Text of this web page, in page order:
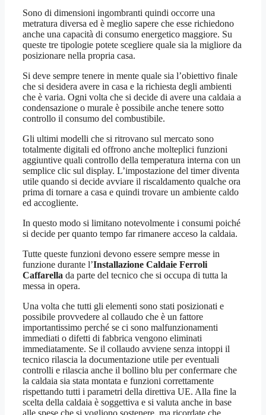
Sono di dimensioni ingombranti quindi occorre una
metratura diversa ed è meglio sapere che esse richiedono
anche una capacità di consumo energetico maggiore. Su
queste tre tipologie potete scegliere quale sia la migliore da
posizionare nella propria casa.
Si deve sempre tenere in mente quale sia l’obiettivo finale
che si desidera avere in casa e la richiesta degli ambienti
che è varia. Ogni volta che si decide di avere una caldaia a
condensazione o murale è possibile anche tenere sotto
controllo il consumo del combustibile.
Gli ultimi modelli che si ritrovano sul mercato sono
totalmente digitali ed offrono anche molteplici funzioni
aggiuntive quali controllo della temperatura interna con un
semplice clic sul display. L’impostazione del timer diventa
utile quando si decide avviare il riscaldamento qualche ora
prima di tornare a casa e quindi trovare un ambiente caldo
ed accogliente.
In questo modo si limitano notevolmente i consumi poiché
si decide per quanto tempo far rimanere acceso la caldaia.
Tutte queste funzioni devono essere sempre messe in
funzione durante l’Installazione Caldaie Ferroli
Caffarella da parte del tecnico che si occupa di tutta la
messa in opera.
Una volta che tutti gli elementi sono stati posizionati e
possibile provvedere al collaudo che è un fattore
importantissimo perché se ci sono malfunzionamenti
immediati o difetti di fabbrica vengono eliminati
immediatamente. Se il collaudo avviene senza intoppi il
tecnico rilascia la documentazione utile per eventuali
controlli e rilascia anche il bollino blu per confermare che
la caldaia sia stata montata e funzioni correttamente
rispettando tutti i parametri della direttiva UE. Alla fine la
scelta della caldaia è soggettiva e si valuta anche in base
alle spese che si vogliono sostenere, ma ricordate che